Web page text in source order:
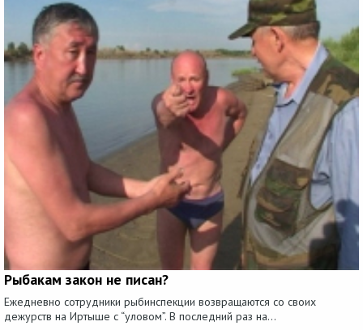
Рыбакам закон не писан?
Ежедневно сотрудники рыбинспекции возвращаются со своих
дежурств на Иртыше с “уловом”. В последний раз на...